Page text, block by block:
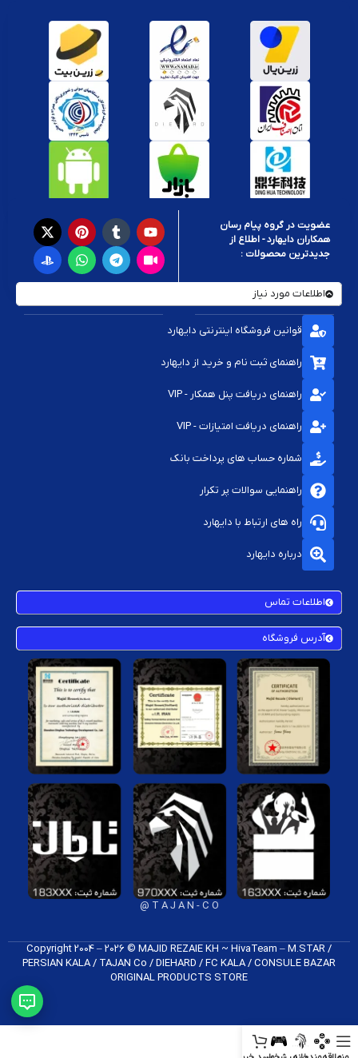
عضویت در گروه پیام رسان
همکاران دایهارد - اطلاع از
جدیدترین محصولات :
اطلاعات مورد نیاز
قوانین فروشگاه اینترنتی دایهارد
راهنمای ثبت نام و خرید از دایهارد
راهنمای دریافت پنل همکار - VIP
راهنمای دریافت امتیازات - VIP
شماره حساب های پرداخت بانک
راهنمایی سوالات پر تکرار
راه های ارتباط با دایهارد
درباره دایهارد
اطلاعات تماس
آدرس فروشگاه
T A J A N - C O @
Copyright 2004 – 2026 © MAJID REZAIE KH ~ HivaTeam – M.STAR /
PERSIAN KALA / TAJAN Co / DIEHARD / FC K​ALA / CONSULE BAZAR
ORIGINAL PRODUCTS​ STORE